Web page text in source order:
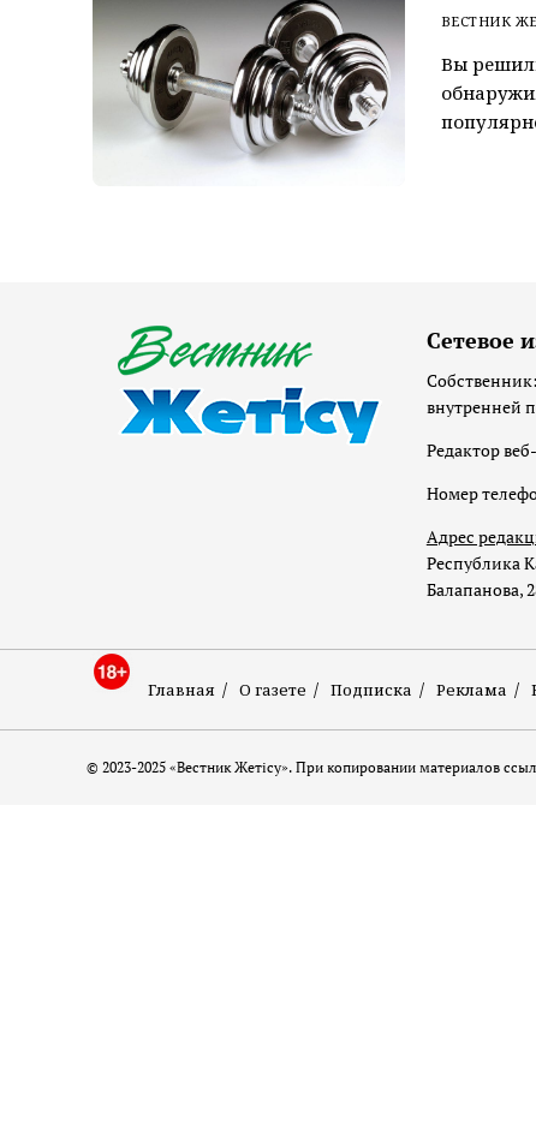
ВЕСТНИК
Вы
Сетевое
внутренней
Редактор
Номер
Адрес
Республика
Балапанова,
Главная О газете Подписка Реклама
© 2023-2025 «Вестник Жетісу». При копировании материалов